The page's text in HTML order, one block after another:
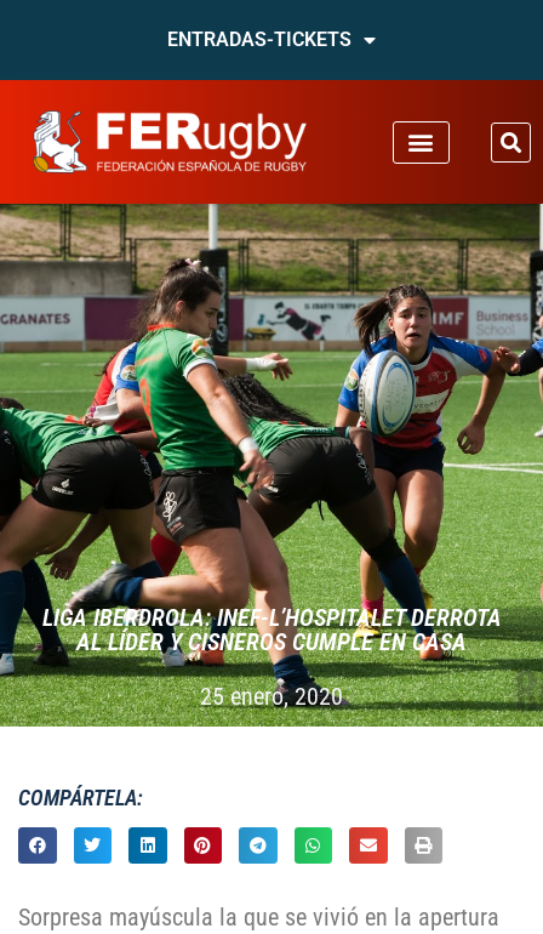
ENTRADAS-TICKETS
LIGA IBERDROLA: INEF-L’HOSPITALET DERROTA
AL LÍDER Y CISNEROS CUMPLE EN CASA
25 enero, 2020
COMPÁRTELA:
Sorpresa mayúscula la que se vivió en la apertura